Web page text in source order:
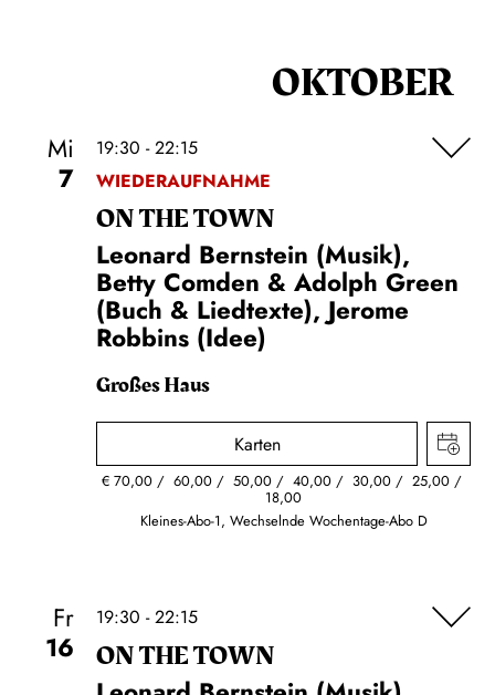
OKTOBER
Mi
7
19:30 - 22:15
WIEDERAUFNAHME
ON THE TOWN
Leonard Bernstein (Musik),
Betty Comden & Adolph Green
(Buch & Liedtexte), Jerome
Robbins (Idee)
Großes Haus
Karten
€ 70,00 60,00 50,00 40,00 30,00 25,00
18,00
Kleines-Abo-1, Wechselnde Wochentage-Abo D
Fr
16
19:30 - 22:15
ON THE TOWN